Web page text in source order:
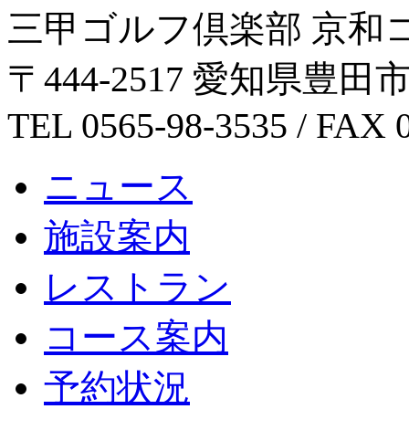
三甲ゴルフ倶楽部 京和
〒444-2517 愛知県豊田
TEL 0565-98-3535 / FAX
ニュース
施設案内
レストラン
コース案内
予約状況